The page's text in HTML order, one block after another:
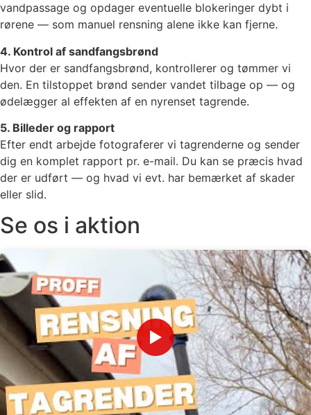
vandpassage og opdager eventuelle blokeringer dybt i
rørene — som manuel rensning alene ikke kan fjerne.
4. Kontrol af sandfangsbrønd
Hvor der er sandfangsbrønd, kontrollerer og tømmer vi
den. En tilstoppet brønd sender vandet tilbage op — og
ødelægger al effekten af en nyrenset tagrende.
5. Billeder og rapport
Efter endt arbejde fotograferer vi tagrenderne og sender
dig en komplet rapport pr. e-mail. Du kan se præcis hvad
der er udført — og hvad vi evt. har bemærket af skader
eller slid.
Se os i aktion
▶